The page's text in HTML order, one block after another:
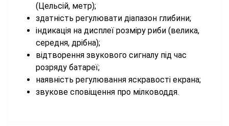
(Цельсій, метр);
здатність регулювати діапазон глибини;
індикація на дисплеї розміру риби (велика,
середня, дрібна);
відтворення звукового сигналу під час
розряду батареї;
наявність регулювання яскравості екрана;
звукове сповіщення про мілководдя.